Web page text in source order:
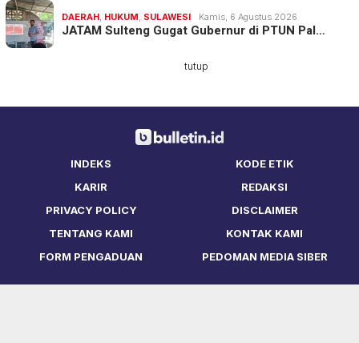
DAERAH, HUKUM, SULAWESI Kamis, 6 Agustus 2026
JATAM Sulteng Gugat Gubernur di PTUN Pal…
INDEKS
KODE ETIK
KARIR
REDAKSI
PRIVACY POLICY
DISCLAIMER
TENTANG KAMI
KONTAK KAMI
FORM PENGADUAN
PEDOMAN MEDIA SIBER
tutup